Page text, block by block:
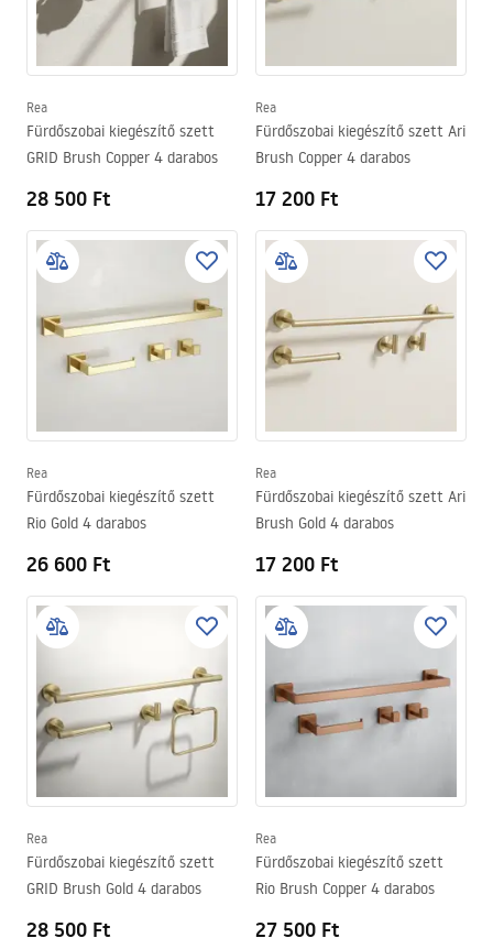
Rea
Fürdőszobai kiegészítő szett
GRID Brush Copper 4 darabos
28 500 Ft
Rea
Fürdőszobai kiegészítő szett Ari
Brush Copper 4 darabos
17 200 Ft
Rea
Fürdőszobai kiegészítő szett
Rio Gold 4 darabos
26 600 Ft
Rea
Fürdőszobai kiegészítő szett Ari
Brush Gold 4 darabos
17 200 Ft
Rea
Fürdőszobai kiegészítő szett
GRID Brush Gold 4 darabos
28 500 Ft
Rea
Fürdőszobai kiegészítő szett
Rio Brush Copper 4 darabos
27 500 Ft